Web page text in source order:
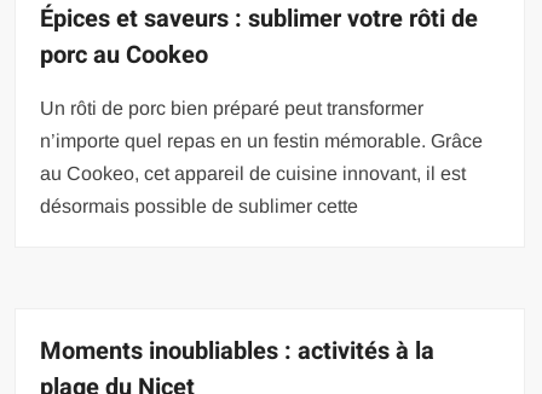
Épices et saveurs : sublimer votre rôti de
porc au Cookeo
Un rôti de porc bien préparé peut transformer
n’importe quel repas en un festin mémorable. Grâce
au Cookeo, cet appareil de cuisine innovant, il est
désormais possible de sublimer cette
Moments inoubliables : activités à la